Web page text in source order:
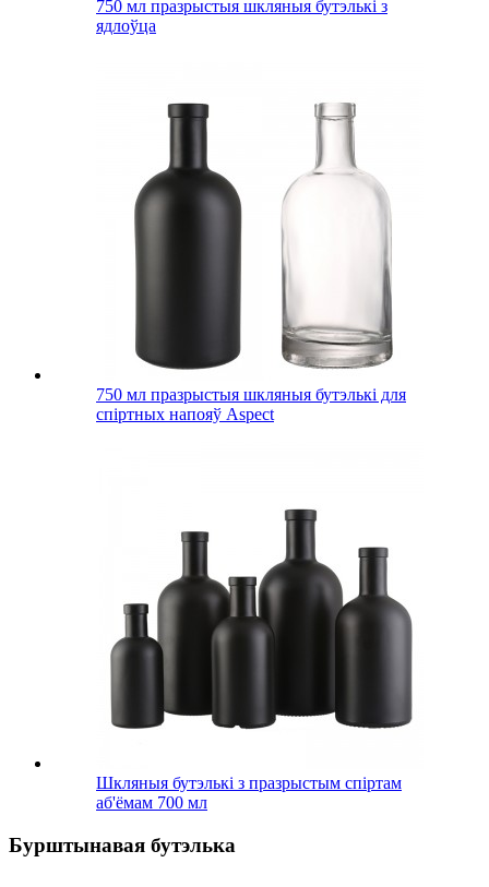
750 мл празрыстыя шкляныя бутэлькі з
ядлоўца
750 мл празрыстыя шкляныя бутэлькі для
спіртных напояў Aspect
Шкляныя бутэлькі з празрыстым спіртам
аб'ёмам 700 мл
Бурштынавая бутэлька